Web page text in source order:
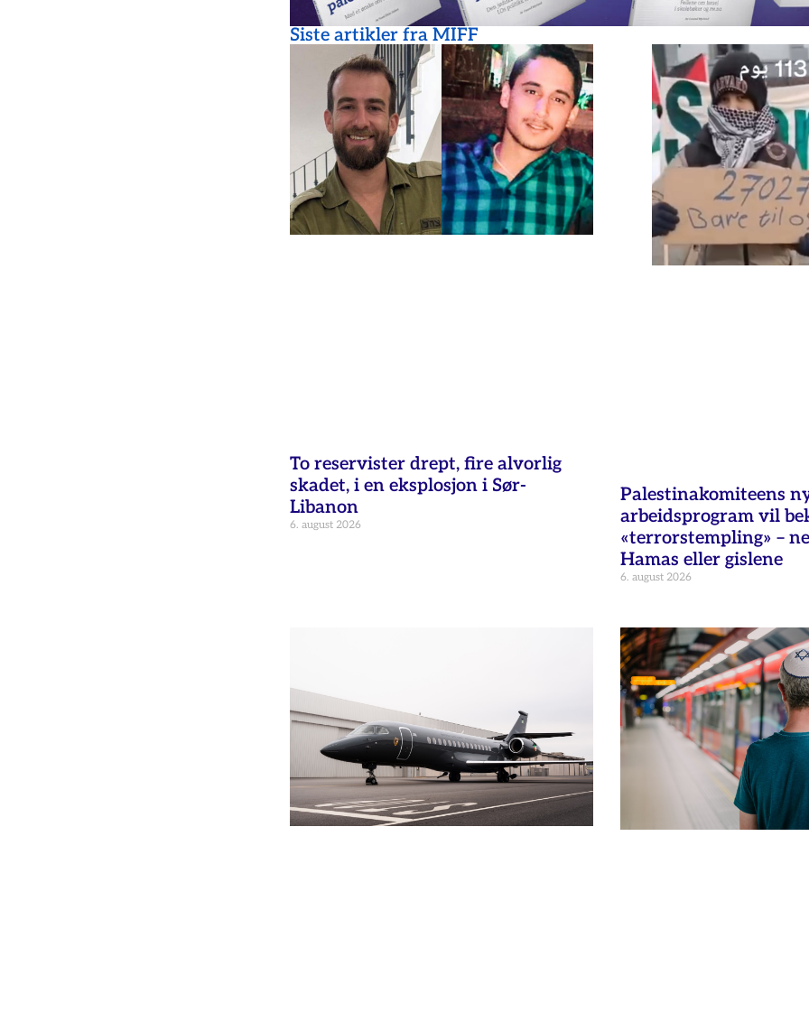
Siste artikler fra MIFF
To reservister drept, fire alvorlig
skadet, i en eksplosjon i Sør-
Libanon
6. august 2026
Palestinakomiteens
arbeidsprogram vil
«terrorstempling» –
Hamas eller gislene
6. august 2026